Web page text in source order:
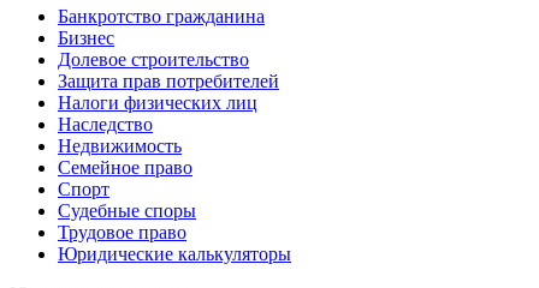
Банкротство гражданина
Бизнес
Долевое строительство
Защита прав потребителей
Налоги физических лиц
Наследство
Недвижимость
Семейное право
Спорт
Судебные споры
Трудовое право
Юридические калькуляторы